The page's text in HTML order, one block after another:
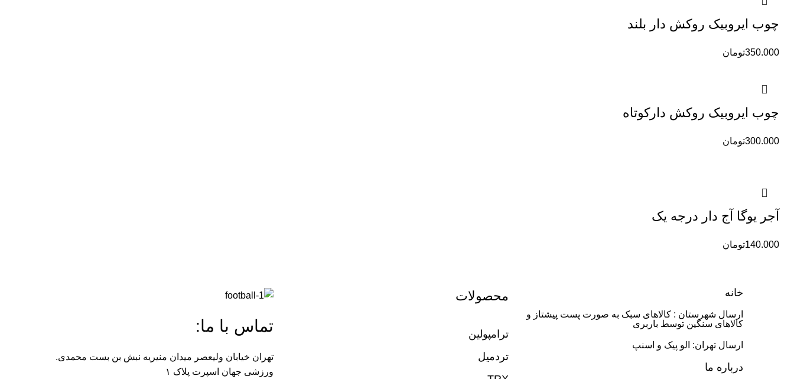
چوب ایروبیک روکش دار بلند
تومان350.000
چوب ایروبیک روکش دارکوتاه
تومان300.000
آجر یوگا آج دار درجه یک
تومان140.000
خانه
ارسال شهرستان : کالاهای سبک به صورت پست پیشتاز و
کالاهای سنگین توسط باربری
ارسال تهران: الو پیک و اسنپ
درباره ما
محصولات
ترامپولین
تردمیل
تماس با ما:
تهران خیابان ولیعصر میدان منیریه نبش بن بست محمدی.
ورزشی جهان اسپرت پلاک ۱